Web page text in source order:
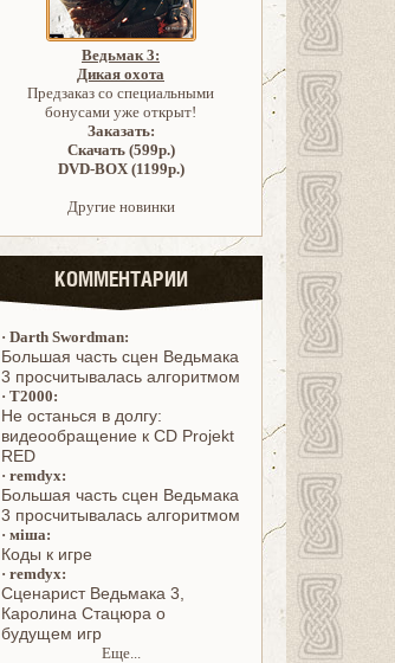
Ведьмак 3:
Дикая охота
Предзаказ со специальными
бонусами уже открыт!
Заказать:
Скачать (599р.)
DVD-BOX (1199р.)
Другие новинки
КОММЕНТАРИИ
· Darth Swordman:
Большая часть сцен Ведьмака
3 просчитывалась алгоритмом
· T2000:
Не останься в долгу:
видеообращение к CD Projekt
RED
· remdyx:
Большая часть сцен Ведьмака
3 просчитывалась алгоритмом
· міша:
Коды к игре
· remdyx:
Cценарист Ведьмака 3,
Каролина Стацюра о
будущем игр
Еще...